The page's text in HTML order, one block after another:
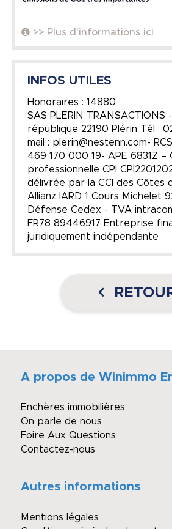
>> Plus d'informations ici
INFOS UTILES
Honoraires : 14880
SAS PLERIN TRANSACTIONS
république 22190 Plérin Tél :
mail : plerin@nestenn.com-
469 170 000 19- APE 6831Z –
professionnelle CPI
délivrée par la CCI des Côtes
Allianz IARD 1 Cours Michelet
Défense Cedex - TVA
FR78 89446917 Entreprise
juridiquement indépendante
A propos de Winimmo
Enchères immobilières
On parle de nous
Foire Aux Questions
Contactez-nous
Autres informations
Mentions légales